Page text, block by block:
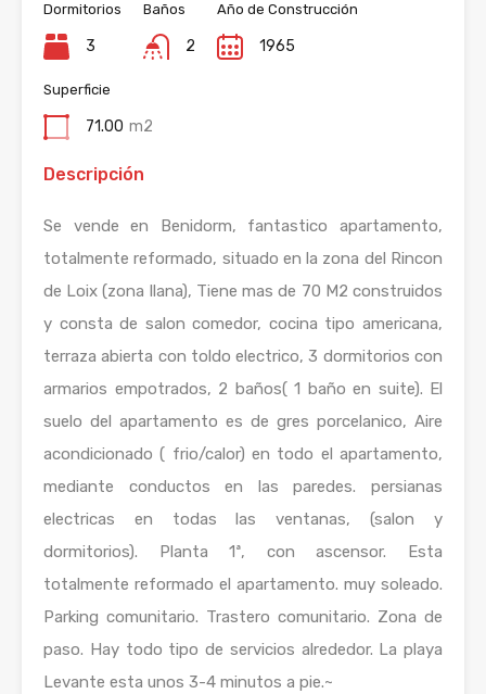
Dormitorios
3
Baños
2
Año de Construcción
1965
Superficie
71.00 m2
Descripción
Se vende en Benidorm, fantastico apartamento,
totalmente reformado, situado en la zona del Rincon
de Loix (zona llana), Tiene mas de 70 M2 construidos
y consta de salon comedor, cocina tipo americana,
terraza abierta con toldo electrico, 3 dormitorios con
armarios empotrados, 2 baños( 1 baño en suite). El
suelo del apartamento es de gres porcelanico, Aire
acondicionado ( frio/calor) en todo el apartamento,
mediante conductos en las paredes. persianas
electricas en todas las ventanas, (salon y
dormitorios). Planta 1ª, con ascensor. Esta
totalmente reformado el apartamento. muy soleado.
Parking comunitario. Trastero comunitario. Zona de
paso. Hay todo tipo de servicios alrededor. La playa
Levante esta unos 3-4 minutos a pie.~